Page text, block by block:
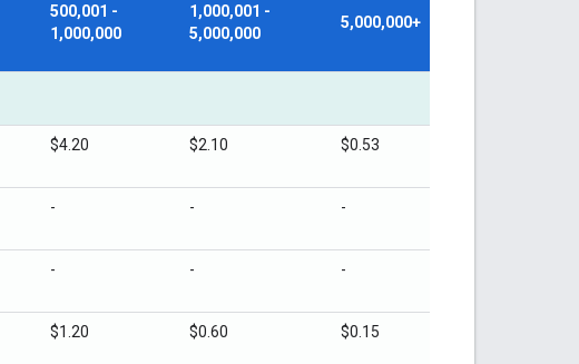
500,001 -
1,000,000
1,000,001 -
5,000,000
5,000,000+
$4.20 $2.10 $0.53
- - -
- - -
$1.20 $0.60 $0.15